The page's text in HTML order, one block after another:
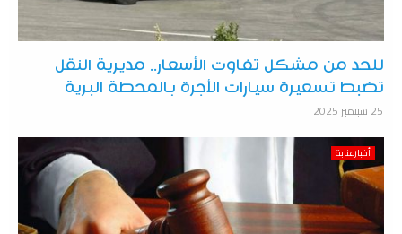
للحد من مشكل تفاوت الأسعار.. مديرية النقل
تضبط تسعيرة سيارات الأجرة بالمحطة البرية
25 سبتمبر 2025
أخبارعنابة